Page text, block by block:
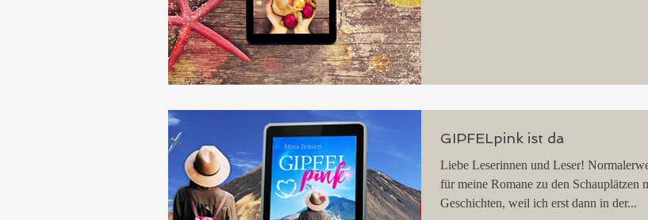
GIPFELpink ist da
Liebe Leserinnen und Leser!
für meine Romane zu den Schauplätzen
Geschichten, weil ich erst dann in der...